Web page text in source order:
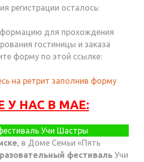
регистрации осталось:
для прохождения
гостиницы и заказа
форму по этой ссылке:
на ретрит заполнив форму
У НАС В МАЕ:
Учи Шастры
, в Доме Семьи «Пять
фестиваль Учи